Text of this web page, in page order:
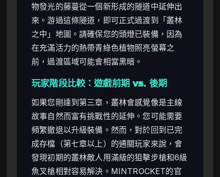
物發光的藤蔓從一個新形成的隧道中延伸出
來。游過這條隧道，即可正式過渡到「叢林
之中」地圖。請確保您的頭燈已裝備，因為
在充滿活力的熱帶青綠色植物照亮螢幕之
前，過渡區域可能會相當黑暗。
玩家階段比較：遊戲前期 vs. 後期
如果您剛達到第三章，叢林會感覺像是主線
故事自然而富有挑戰性的延伸。您可能需要
頻繁撤退以升級裝備。然而，對於回到已完
成存檔（第七章以上）的通關玩家來說，會
發現初期的叢林敵人用滿級的狙擊步槍和6級
魚叉槍相對容易解決。MINTROCKET的官